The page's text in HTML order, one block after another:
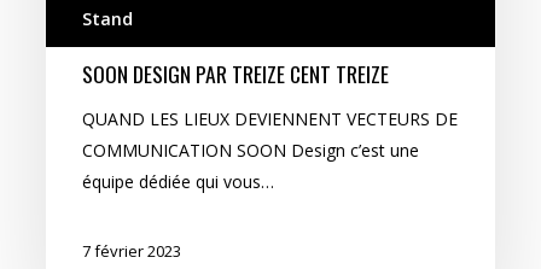
Stand
SOON DESIGN PAR TREIZE CENT TREIZE
QUAND LES LIEUX DEVIENNENT VECTEURS DE
COMMUNICATION SOON Design c’est une
équipe dédiée qui vous…
7 février 2023